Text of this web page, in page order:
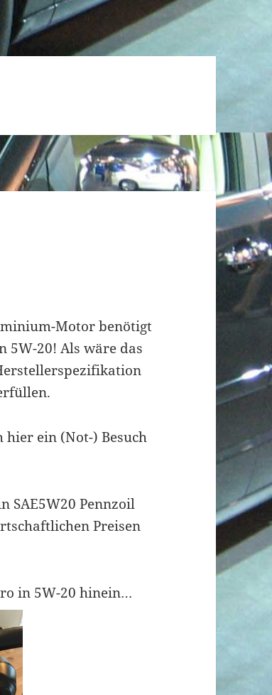
Motor benötigt
5W-20! Als wäre das
ein (Not-) Besuch
SAE5W20 Pennzoil
Preisen
in 5W-20 hinein…